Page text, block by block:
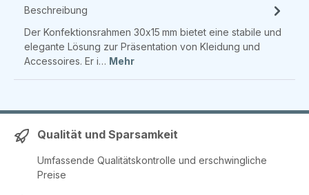
Beschreibung
Der Konfektionsrahmen 30x15 mm bietet eine stabile und
elegante Lösung zur Präsentation von Kleidung und
Accessoires. Er i… Mehr
Qualität und Sparsamkeit
Umfassende Qualitätskontrolle und erschwingliche
Preise